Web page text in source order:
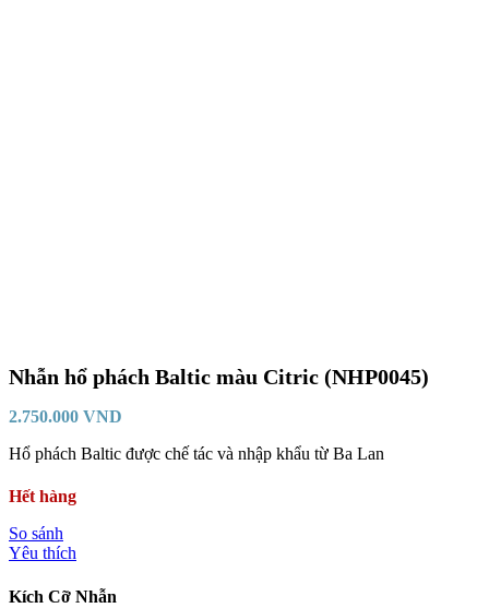
Nhẫn hổ phách Baltic màu Citric (NHP0045)
2.750.000 VND
Hổ phách Baltic được chế tác và nhập khẩu từ Ba Lan
Hết hàng
So sánh
Yêu thích
Kích Cỡ Nhẫn